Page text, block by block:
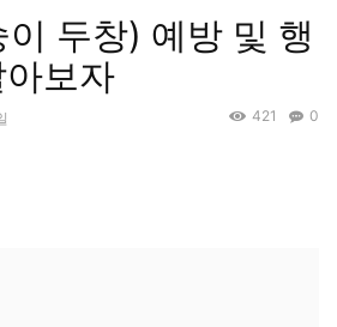
두창) 예방 및 행
보자
0
421